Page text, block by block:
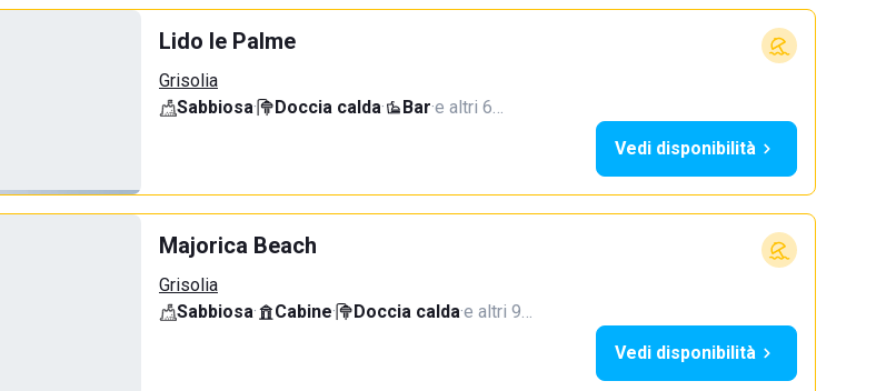
Lido le Palme
Grisolia
Sabbiosa· Doccia calda· Bar·e altri 6…
Vedi disponibilità
Majorica Beach
Grisolia
Sabbiosa· Cabine· Doccia calda·e altri 9…
Vedi disponibilità